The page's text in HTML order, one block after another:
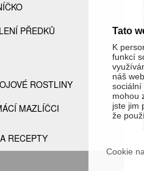
PŘEDKŮ
ROSTLINY
MAZLÍČCI
RECEPTY
Tato
K
funkcí
náš
sociální
mohou
jste jim
že
Cookie